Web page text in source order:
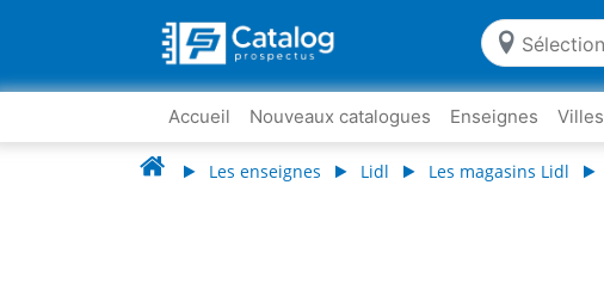
Accueil Nouveaux catalogues Enseignes Villes
Les enseignes Lidl Les magasins Lidl